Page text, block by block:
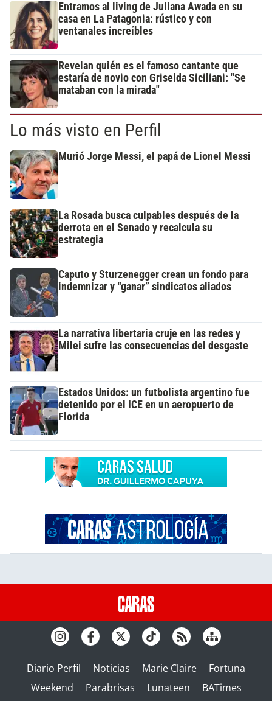
Entramos al living de Juliana Awada en su
casa en La Patagonia: rústico y con
ventanales increíbles
Revelan quién es el famoso cantante que
estaría de novio con Griselda Siciliani: "Se
mataban con la mirada"
Lo más visto en Perfil
Murió Jorge Messi, el papá de Lionel Messi
La Rosada busca culpables después de la
derrota en el Senado y recalcula su
estrategia
Caputo y Sturzenegger crean un fondo para
indemnizar y “ganar” sindicatos aliados
La narrativa libertaria cruje en las redes y
Milei sufre las consecuencias del desgaste
Estados Unidos: un futbolista argentino fue
detenido por el ICE en un aeropuerto de
Florida
Diario Perfil Noticias Marie Claire
Fortuna
Weekend
Parabrisas Lunateen BATimes